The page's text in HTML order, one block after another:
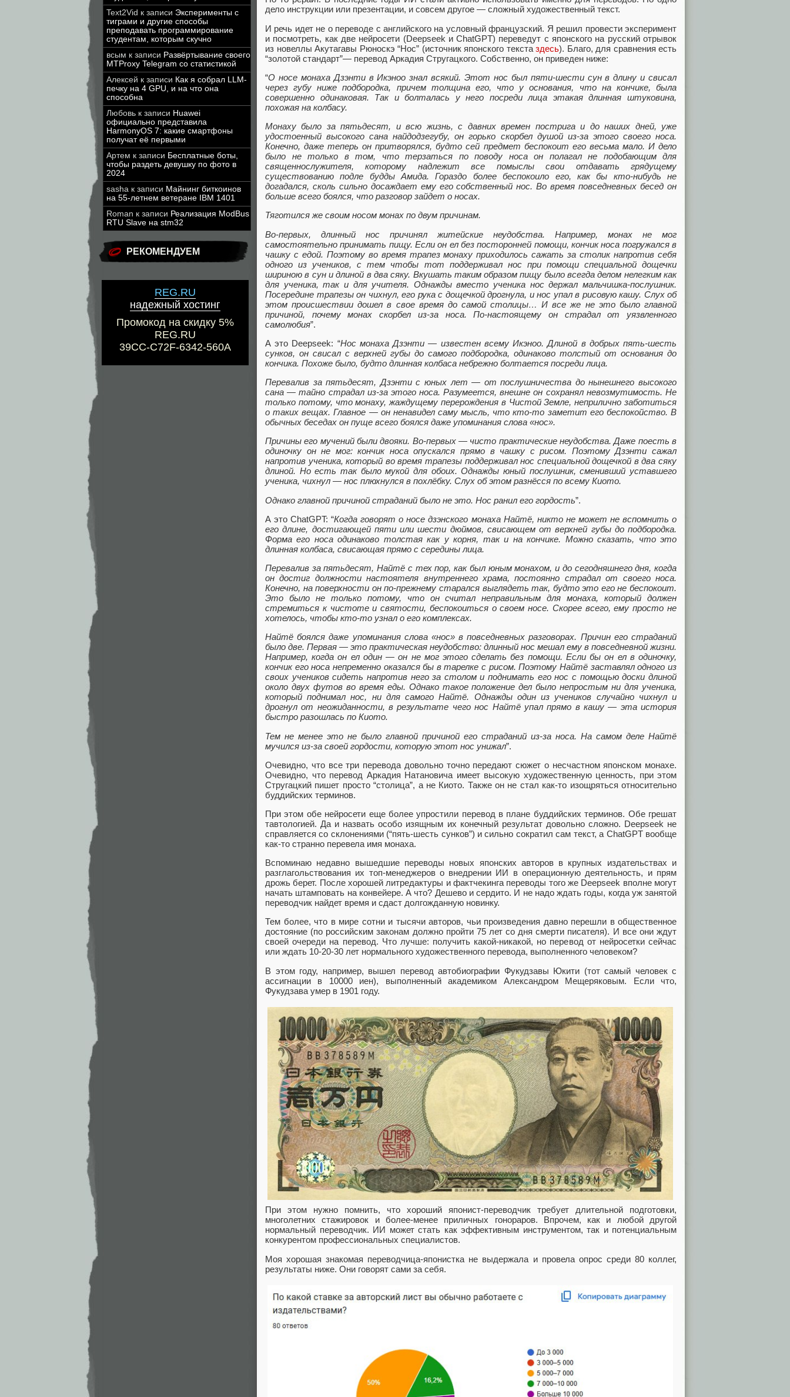
Text2Vid к записи Эксперименты с
тиграми и другие способы
преподавать программирование
студентам, которым скучно
всым к записи Развёртывание своего
MTProxy Telegram со статистикой
Алексей к записи Как я собрал LLM-
печку на 4 GPU, и на что она
способна
Любовь к записи Huawei
официально представила
HarmonyOS 7: какие смартфоны
получат её первыми
Артем к записи Бесплатные боты,
чтобы раздеть девушку по фото в
2024
sasha к записи Майнинг биткоинов
на 55-летнем ветеране IBM 1401
Roman к записи Реализация ModBus
RTU Slave на stm32
РЕКОМЕНДУЕМ
REG.RU
надежный хостинг
Промокод на скидку 5%
REG.RU
39CC-C72F-6342-560A
дело инструкции или презентации, и совсем другое — сложный художественный текст.
И речь идет не о переводе с английского на условный французский. Я решил провести эксперимент
и посмотреть, как две нейросети (Deepseek и ChatGPT) переведут с японского на русский отрывок
из новеллы Акутагавы Рюноскэ “Нос” (источник японского текста здесь). Благо, для сравнения есть
“золотой стандарт”— перевод Аркадия Стругацкого. Собственно, он приведен ниже:
“О носе монаха Дзэнти в Икэноо знал всякий. Этот нос был пяти-шести сун в длину и свисал
через губу ниже подбородка, причем толщина его, что у основания, что на кончике, была
совершенно одинаковая. Так и болталась у него посреди лица этакая длинная штуковина,
похожая на колбасу.
Монаху было за пятьдесят, и всю жизнь, с давних времен пострига и до наших дней, уже
удостоенный высокого сана найдодзегубу, он горько скорбел душой из-за этого своего носа.
Конечно, даже теперь он притворялся, будто сей предмет беспокоит его весьма мало. И дело
было не только в том, что терзаться по поводу носа он полагал не подобающим для
священнослужителя, которому надлежит все помыслы свои отдавать грядущему
существованию подле будды Амида. Гораздо более беспокоило его, как бы кто-нибудь не
догадался, сколь сильно досаждает ему его собственный нос. Во время повседневных бесед он
больше всего боялся, что разговор зайдет о носах.
Тяготился же своим носом монах по двум причинам.
Во-первых, длинный нос причинял житейские неудобства. Например, монах не мог
самостоятельно принимать пищу. Если он ел без посторонней помощи, кончик носа погружался в
чашку с едой. Поэтому во время трапез монаху приходилось сажать за столик напротив себя
одного из учеников, с тем чтобы тот поддерживал нос при помощи специальной дощечки
шириною в сун и длиной в два сяку. Вкушать таким образом пищу было всегда делом нелегким как
для ученика, так и для учителя. Однажды вместо ученика нос держал мальчишка-послушник.
Посередине трапезы он чихнул, его рука с дощечкой дрогнула, и нос упал в рисовую кашу. Слух об
этом происшествии дошел в свое время до самой столицы… И все же не это было главной
причиной, почему монах скорбел из-за носа. По-настоящему он страдал от уязвленного
самолюбия”.
А это Deepseek: “Нос монаха Дзэнти — известен всему Икэноо. Длиной в добрых пять-шесть
сунков, он свисал с верхней губы до самого подбородка, одинаково толстый от основания до
кончика. Похоже было, будто длинная колбаса небрежно болтается посреди лица.
Перевалив за пятьдесят, Дзэнти с юных лет — от послушничества до нынешнего высокого
сана — тайно страдал из-за этого носа. Разумеется, внешне он сохранял невозмутимость. Не
только потому, что монаху, жаждущему перерождения в Чистой Земле, неприлично заботиться
о таких вещах. Главное — он ненавидел саму мысль, что кто-то заметит его беспокойство. В
обычных беседах он пуще всего боялся даже упоминания слова «нос».
Причины его мучений были двояки. Во-первых — чисто практические неудобства. Даже поесть в
одиночку он не мог: кончик носа опускался прямо в чашку с рисом. Поэтому Дзэнти сажал
напротив ученика, который во время трапезы поддерживал нос специальной дощечкой в два сяку
длиной. Но есть так было мукой для обоих. Однажды юный послушник, сменивший уставшего
ученика, чихнул — нос плюхнулся в похлёбку. Слух об этом разнёсся по всему Киото.
Однако главной причиной страданий было не это. Нос ранил его гордость”.
А это ChatGPT: “Когда говорят о носе дзэнского монаха Найтё, никто не может не вспомнить о
его длине, достигающей пяти или шести дюймов, свисающем от верхней губы до подбородка.
Форма его носа одинаково толстая как у корня, так и на кончике. Можно сказать, что это
длинная колбаса, свисающая прямо с середины лица.
Перевалив за пятьдесят, Найтё с тех пор, как был юным монахом, и до сегодняшнего дня, когда
он достиг должности настоятеля внутреннего храма, постоянно страдал от своего носа.
Конечно, на поверхности он по-прежнему старался выглядеть так, будто это его не беспокоит.
Это было не только потому, что он считал неправильным для монаха, который должен
стремиться к чистоте и святости, беспокоиться о своем носе. Скорее всего, ему просто не
хотелось, чтобы кто-то узнал о его комплексах.
Найтё боялся даже упоминания слова «нос» в повседневных разговорах. Причин его страданий
было две. Первая — это практическая неудобство: длинный нос мешал ему в повседневной жизни.
Например, когда он ел один — он не мог этого сделать без помощи. Если бы он ел в одиночку,
кончик его носа непременно оказался бы в тарелке с рисом. Поэтому Найтё заставлял одного из
своих учеников сидеть напротив него за столом и поднимать его нос с помощью доски длиной
около двух футов во время еды. Однако такое положение дел было непростым ни для ученика,
который поднимал нос, ни для самого Найтё. Однажды один из учеников случайно чихнул и
дрогнул от неожиданности, в результате чего нос Найтё упал прямо в кашу — эта история
быстро разошлась по Киото.
Тем не менее это не было главной причиной его страданий из-за носа. На самом деле Найтё
мучился из-за своей гордости, которую этот нос унижал”.
Очевидно, что все три перевода довольно точно передают сюжет о несчастном японском монахе.
Очевидно, что перевод Аркадия Натановича имеет высокую художественную ценность, при этом
Стругацкий пишет просто “столица”, а не Киото. Также он не стал как-то изощряться относительно
буддийских терминов.
При этом обе нейросети еще более упростили перевод в плане буддийских терминов. Обе грешат
тавтологией. Да и назвать особо изящным их конечный результат довольно сложно. Deepseek не
справляется со склонениями (“пять-шесть сунков”) и сильно сократил сам текст, а ChatGPT вообще
как-то странно перевела имя монаха.
Вспоминаю недавно вышедшие переводы новых японских авторов в крупных издательствах и
разглагольствования их топ-менеджеров о внедрении ИИ в операционную деятельность, и прям
дрожь берет. После хорошей литредактуры и фактчекинга переводы того же Deepseek вполне могут
начать штамповать на конвейере. А что? Дешево и сердито. И не надо ждать годы, когда уж занятой
переводчик найдет время и сдаст долгожданную новинку.
Тем более, что в мире сотни и тысячи авторов, чьи произведения давно перешли в общественное
достояние (по российским законам должно пройти 75 лет со дня смерти писателя). И все они ждут
своей очереди на перевод. Что лучше: получить какой-никакой, но перевод от нейросетки сейчас
или ждать 10-20-30 лет нормального художественного перевода, выполненного человеком?
В этом году, например, вышел перевод автобиографии Фукудзавы Юкити (тот самый человек с
ассигнации в 10000 иен), выполненный академиком Александром Мещеряковым. Если что,
Фукудзава умер в 1901 году.
При этом нужно помнить, что хороший японист-переводчик требует длительной подготовки,
многолетних стажировок и более-менее приличных гонораров. Впрочем, как и любой другой
нормальный переводчик. ИИ может стать как эффективным инструментом, так и потенциальным
конкурентом профессиональных специалистов.
Моя хорошая знакомая переводчица-японистка не выдержала и провела опрос среди 80 коллег,
результаты ниже. Они говорят сами за себя.